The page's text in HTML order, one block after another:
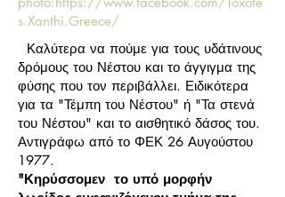
s.Xanthi.Greece/
Καλύτερα να πούμε για τους υδάτινους
δρόμους του Νέστου και το άγγιγμα της
φύσης που τον περιβάλλει. Ειδικότερα
για τα "Τέμπη του Νέστου" ή "Τα στενά
του Νέστου" και το αισθητικό δάσος του.
Αντιγράφω από το ΦΕΚ 26 Αυγούστου
1977.
"Κηρύσσομεν το υπό μορφήν